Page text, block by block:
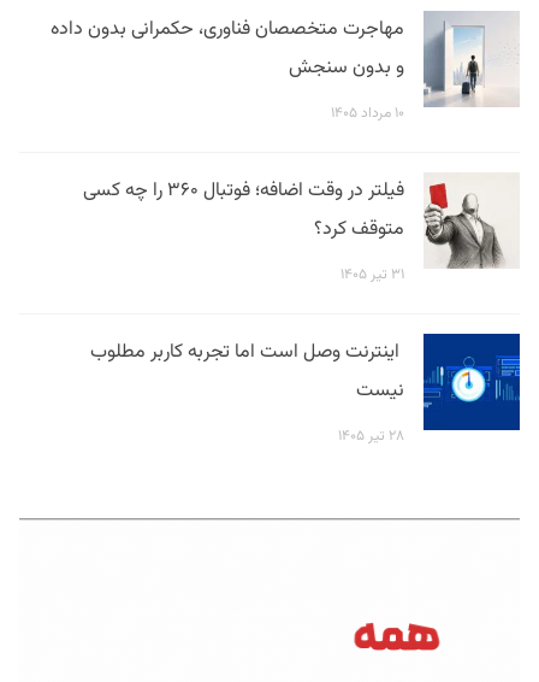
مهاجرت متخصصان فناوری، حکمرانی بدون داده
و بدون سنجش
۱۰ مرداد ۱۴۰۵
فیلتر در وقت اضافه؛ فوتبال ۳۶۰ را چه کسی
متوقف کرد؟
۳۱ تیر ۱۴۰۵
اینترنت وصل است اما تجربه کاربر مطلوب
نیست
۲۸ تیر ۱۴۰۵